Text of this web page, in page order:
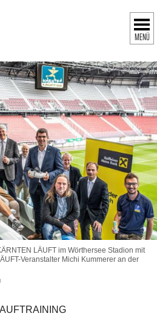
MENÜ
LÄUFT im Wörthersee Stadion mit
Veranstalter Michi Kummerer an der